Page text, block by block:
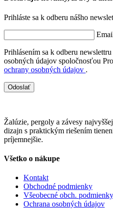
Prihláste sa k odberu nášho
Prihlásením sa k odberu
osobných údajov spoločnosťou
ochrany osobných údajov .
Odoslať
Žalúzie, pergoly a závesy
dizajn s praktickým riešením
príjemnejšie.
Všetko o nákupe
Kontakt
Obchodné podmienky
Všeobecné obch.
Ochrana osobných údajov